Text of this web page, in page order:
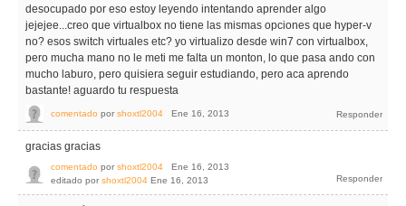
desocupado por eso estoy leyendo intentando aprender algo
jejejee...creo que virtualbox no tiene las mismas opciones que hyper-v
no? esos switch virtuales etc? yo virtualizo desde win7 con virtualbox,
pero mucha mano no le meti me falta un monton, lo que pasa ando con
mucho laburo, pero quisiera seguir estudiando, pero aca aprendo
bastante! aguardo tu respuesta
comentado por shoxtl2004 Ene 16, 2013
gracias gracias
comentado por shoxtl2004
Ene 16, 2013
editado por shoxtl2004 Ene 16, 2013